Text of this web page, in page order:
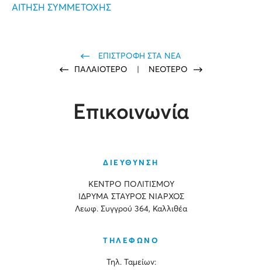
ΑΙΤΗΣΗ ΣΥΜΜΕΤΟΧΗΣ
ΕΠΙΣΤΡΟΦΗ ΣΤΑ ΝΕΑ
ΠΑΛΑΙΟΤΕΡΟ
ΝΕΟΤΕΡΟ
Επικοινωνία
ΔΙΕΥΘΥΝΣΗ
ΚΕΝΤΡΟ ΠΟΛΙΤΙΣΜΟΥ
ΙΔΡΥΜΑ ΣΤΑΥΡΟΣ ΝΙΑΡΧΟΣ
Λεωφ. Συγγρού 364, Καλλιθέα
ΤΗΛΕΦΩΝΟ
Τηλ. Ταμείων: